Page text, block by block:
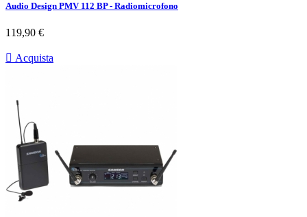
Audio Design PMV 112 BP - Radiomicrofono
Prezzo
119,90 €
 Acquista